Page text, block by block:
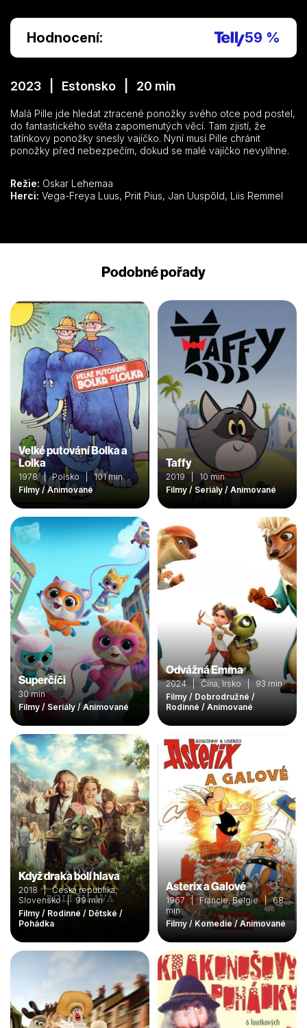
Hodnocení: 59 %
2023 | Estonsko | 20 min
Malá Pille jde hledat ztracené ponožky svého otce pod postel,
do fantastického světa zapomenutých věcí. Tam zjistí, že
tatínkovy ponožky snesly vajíčko. Nyní musí Pille chránit
ponožky před nebezpečím, dokud se malé vajíčko nevylíhne.
Režie: Oskar Lehemaa
Herci:
Vega-Freya Luus, Priit Pius, Jan Uuspõld, Liis Remmel
Podobné pořady
Velké putování Bolka a
Lolka
1978 | Polsko | 101 min
Filmy / Animované
Taffy
2019 | 10 min
Filmy / Seriály / Animované
Superčíči
30 min
Filmy / Seriály / Animované
Odvážná Emma
2024 | Čína, Irsko | 93 min
Filmy / Dobrodružné /
Rodinné / Animované
Když draka bolí hlava
2018 | Česká republika,
Slovensko | 99 min
Filmy / Rodinné / Dětské /
Pohádka
Asterix a Galové
1967 | Francie, Belgie | 68
min
Filmy / Komedie / Animované